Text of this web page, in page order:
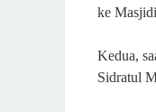
ke
Kedua,
Sidratul